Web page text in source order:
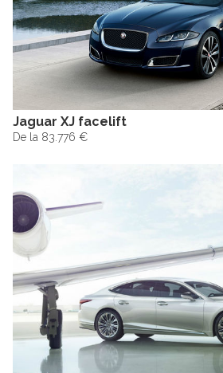
Jaguar XJ facelift
De la 83.776 €